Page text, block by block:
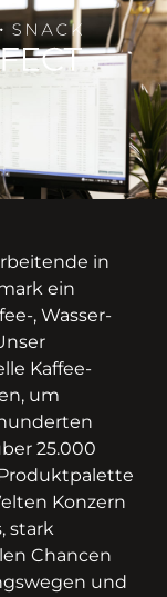
in
ein
, Wasser-
Kaffee-
um
25.000
Konzern
stark
Chancen
und